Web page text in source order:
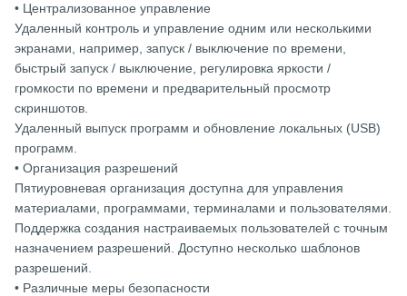
• Централизованное управление
Удаленный контроль и управление одним или несколькими
экранами, например, запуск / выключение по времени,
быстрый запуск / выключение, регулировка яркости /
громкости по времени и предварительный просмотр
скриншотов.
Удаленный выпуск программ и обновление локальных (USB)
программ.
• Организация разрешений
Пятиуровневая организация доступна для управления
материалами, программами, терминалами и пользователями.
Поддержка создания настраиваемых пользователей с точным
назначением разрешений. Доступно несколько шаблонов
разрешений.
• Различные меры безопасности